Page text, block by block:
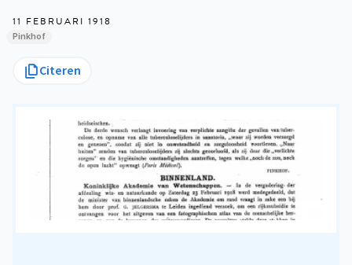
11 FEBRUARI 1918
Pinkhof
Citeren